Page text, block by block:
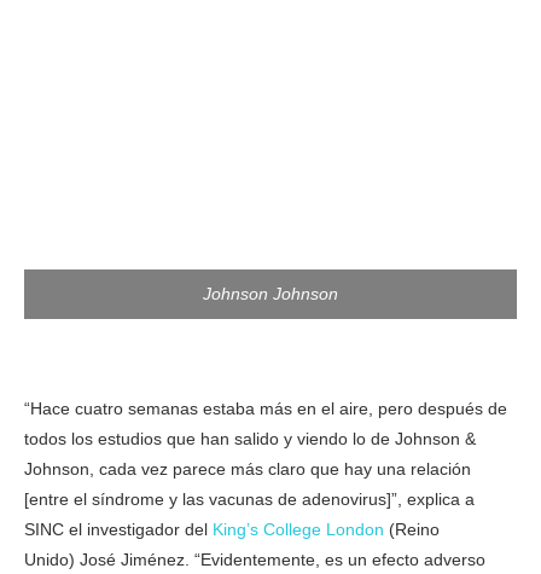
Johnson Johnson
“Hace cuatro semanas estaba más en el aire, pero después de
todos los estudios que han salido y viendo lo de Johnson &
Johnson, cada vez parece más claro que hay una relación
[entre el síndrome y las vacunas de adenovirus]”, explica a
SINC el investigador del King’s College London (Reino
Unido) José Jiménez. “Evidentemente, es un efecto adverso